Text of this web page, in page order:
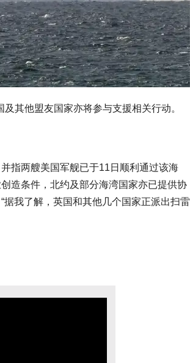
其他盟友国家亦将参与支援相关行动。
指两艘美国军舰已于11日顺利通过该海
造条件，北约及部分海湾国家亦已提供协
据我了解，英国和其他几个国家正派出扫雷